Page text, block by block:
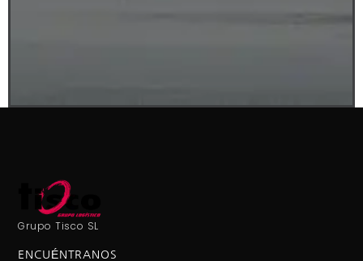
Grupo Tisco SL
ENCUÉNTRANOS